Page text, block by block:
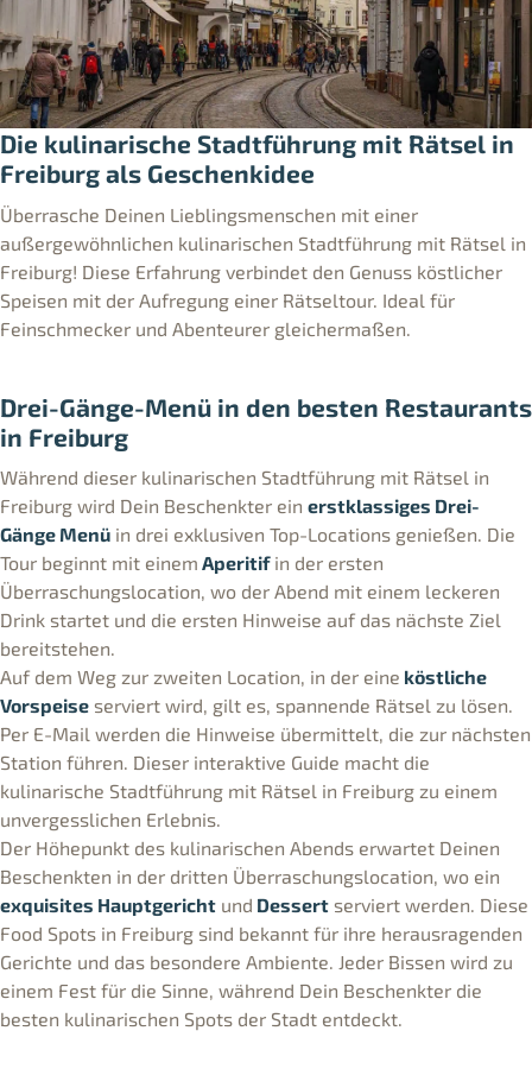
Die kulinarische Stadtführung mit Rätsel in
Freiburg als Geschenkidee
Überrasche Deinen Lieblingsmenschen mit einer
außergewöhnlichen kulinarischen Stadtführung mit Rätsel in
Freiburg! Diese Erfahrung verbindet den Genuss köstlicher
Speisen mit der Aufregung einer Rätseltour. Ideal für
Feinschmecker und Abenteurer gleichermaßen.
Drei-Gänge-Menü in den besten Restaurants
in Freiburg
Während dieser kulinarischen Stadtführung mit Rätsel in
Freiburg wird Dein Beschenkter ein erstklassiges Drei-
Gänge Menü in drei exklusiven Top-Locations genießen. Die
Tour beginnt mit einem Aperitifin der ersten
Überraschungslocation, wo der Abend mit einem leckeren
Drink startet und die ersten Hinweise auf das nächste Ziel
bereitstehen.
Auf dem Weg zur zweiten Location, in der eine köstliche
Vorspeise serviert wird, gilt es, spannende Rätsel zu lösen.
Per E-Mail werden die Hinweise übermittelt, die zur nächsten
Station führen. Dieser interaktive Guide macht die
kulinarische Stadtführung mit Rätsel in Freiburg zu einem
unvergesslichen Erlebnis.
Der Höhepunkt des kulinarischen Abends erwartet Deinen
Beschenkten in der dritten Überraschungslocation, wo ein
exquisites Hauptgericht und Dessert serviert werden. Diese
Food Spots in Freiburg sind bekannt für ihre herausragenden
Gerichte und das besondere Ambiente. Jeder Bissen wird zu
einem Fest für die Sinne, während Dein Beschenkter die
besten kulinarischen Spots der Stadt entdeckt.